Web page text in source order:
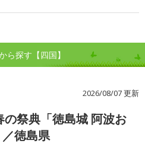
ら探す【四国】
2026/08/07 更新
の祭典「徳島城 阿波お
／徳島県